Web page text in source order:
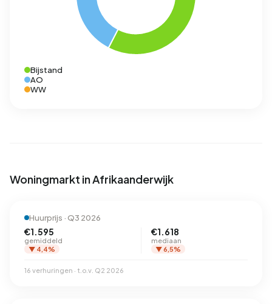
Bijstand
AO
WW
Woningmarkt in Afrikaanderwijk
Huurprijs · Q3 2026
€1.595
gemiddeld
▼ 4,4%
€1.618
mediaan
▼ 6,5%
16 verhuringen · t.o.v. Q2 2026